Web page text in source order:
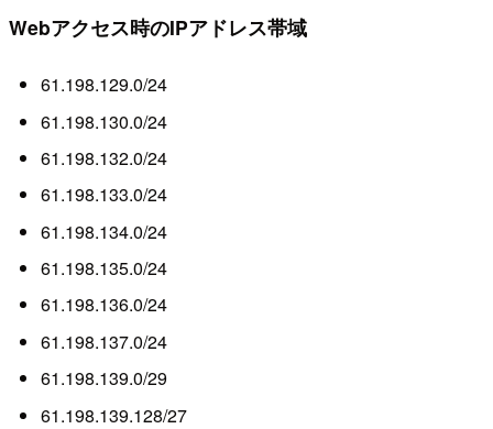
Webアクセス時のIPアドレス帯域
61.198.129.0/24
61.198.130.0/24
61.198.132.0/24
61.198.133.0/24
61.198.134.0/24
61.198.135.0/24
61.198.136.0/24
61.198.137.0/24
61.198.139.0/29
61.198.139.128/27